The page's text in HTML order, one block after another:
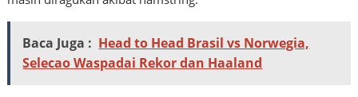
Baca Juga : Head to Head Brasil vs Norwegia,
Selecao Waspadai Rekor dan Haaland